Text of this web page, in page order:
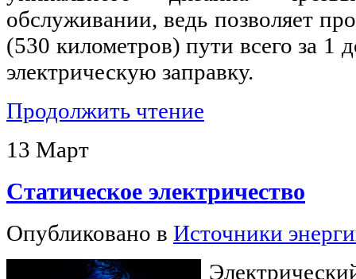
обслуживании, ведь позволяет
(530 километров) пути всего за 1
электрическую заправку.
Продолжить чтение
13 Март
Статическое электричество
Опубликовано в Источники